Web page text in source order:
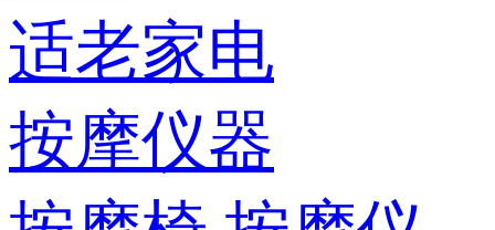
适老家电
按摩仪器